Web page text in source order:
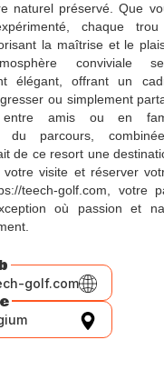
naturel préservé. Que
chaque
la maîtrise et le
élégant, offrant un
ou simplement
entre amis ou en
du parcours,
de ce resort une
votre visite et réserver
teech-golf.com, votre
où passion et
golf.com